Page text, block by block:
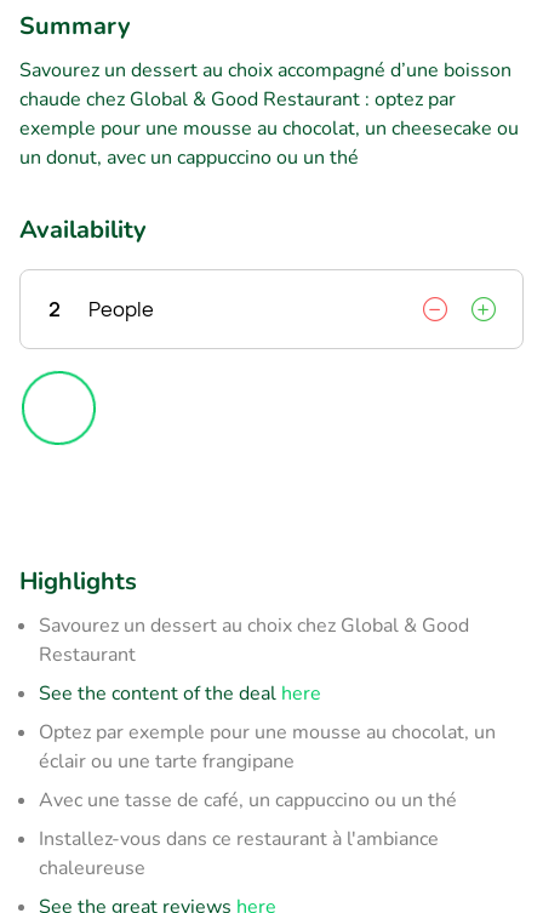
Summary
Savourez un dessert au choix accompagné d’une boisson
chaude chez Global & Good Restaurant : optez par
exemple pour une mousse au chocolat, un cheesecake ou
un donut, avec un cappuccino ou un thé
Availability
2 People
Highlights
Savourez un dessert au choix chez Global & Good
Restaurant
See the content of the deal here
Optez par exemple pour une mousse au chocolat, un
éclair ou une tarte frangipane
Avec une tasse de café, un cappuccino ou un thé
Installez-vous dans ce restaurant à l'ambiance
chaleureuse
See the great reviews here